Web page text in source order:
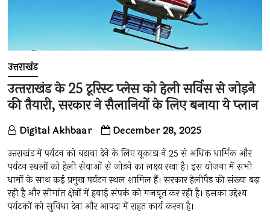
उत्तराखंड
उत्‍तराखंड के 25 टूरिस्‍ट प्‍लेस को हेली सर्विस से जोड़ने
की तैयारी, सरकार ने सैलानियों के लिए बनाया ये प्‍लान
Digital Akhbaar December 28, 2025
उत्तराखंड में पर्यटन को बढ़ावा देने के लिए यूकाडा ने 25 से अधिक धार्मिक और
पर्यटन स्थलों को हेली सेवाओं से जोड़ने का लक्ष्य रखा है। इस योजना में सभी
धामों के साथ कई प्रमुख पर्यटन स्थल शामिल हैं। सरकार हेलीपैड की संख्या बढ़ा
रही है और सीमांत क्षेत्रों में हवाई संपर्क को मजबूत कर रही है। इसका उद्देश्य
पर्यटकों को सुविधा देना और आपदा में राहत कार्य करना है।